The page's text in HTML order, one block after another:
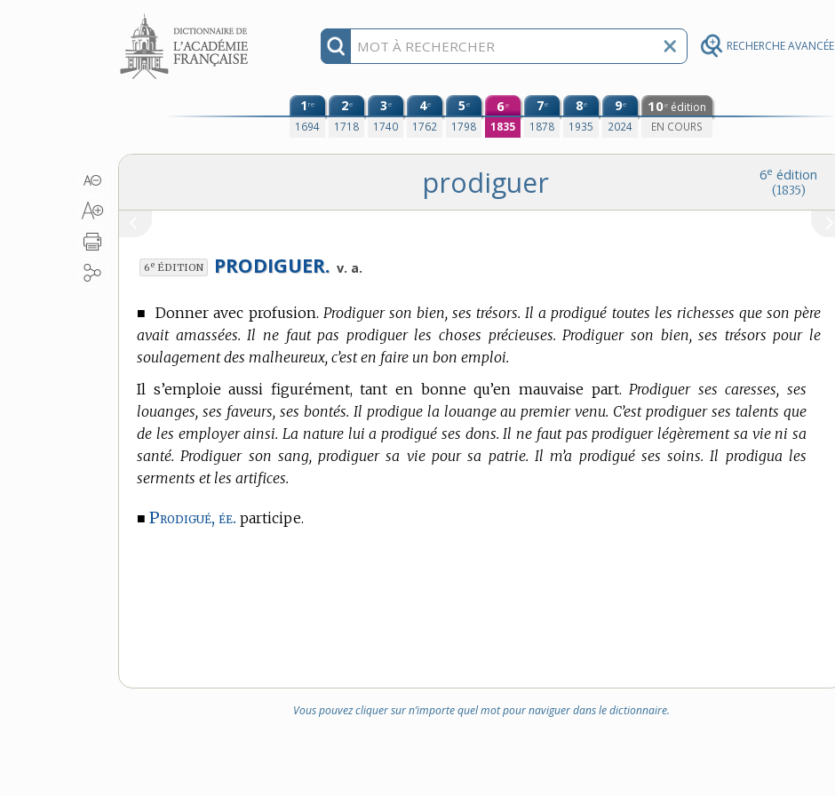
RECHERCHE AVANCÉE
Aller au contenu
1re
1694
2e
1718
3e
1740
4e
1762
5e
1798
6e
1835
7e
1878
8e
1935
9e
2024
10e édition
EN COURS
6e édition
(1835)
prodiguer
6e ÉDITION PRODIGUER. v. a.
■Donner avec profusion. Prodiguer son bien, ses trésors. Il a prodigué toutes les richesses que son père
avait amassées. Il ne faut pas prodiguer les choses précieuses. Prodiguer son bien, ses trésors pour le
soulagement des malheureux, c’est en faire un bon emploi.
Il s’emploie aussi figurément, tant en bonne qu’en mauvaise part. Prodiguer ses caresses, ses
louanges, ses faveurs, ses bontés. Il prodigue la louange au premier venu. C’est prodiguer ses talents que
de les employer ainsi. La nature lui a prodigué ses dons. Il ne faut pas prodiguer légèrement sa vie ni sa
santé. Prodiguer son sang, prodiguer sa vie pour sa patrie. Il m’a prodigué ses soins. Il prodigua les
serments et les artifices.
■ Prodigué, ée. participe.
Vous pouvez cliquer sur n’importe quel mot pour naviguer dans le dictionnaire.